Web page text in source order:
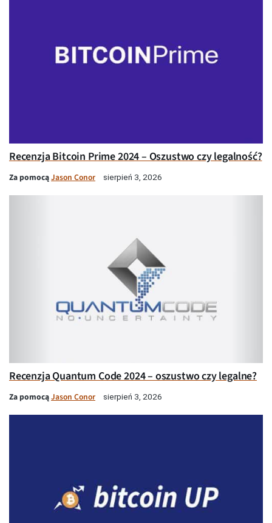
Recenzja Bitcoin Prime 2024 – Oszustwo czy legalność?
Za pomocąJason Conor sierpień 3, 2026
Recenzja Quantum Code 2024 – oszustwo czy legalne?
Za pomocąJason Conor sierpień 3, 2026